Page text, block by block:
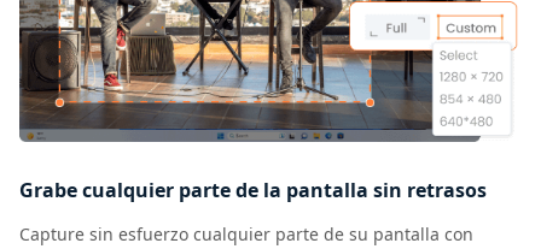
Grabe cualquier parte de la pantalla sin retrasos
Capture sin esfuerzo cualquier parte de su pantalla con